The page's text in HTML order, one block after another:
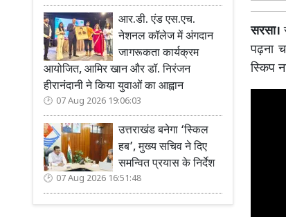
आर.डी. एंड एस.एच.
नेशनल कॉलेज में अंगदान
जागरूकता कार्यक्रम
आयोजित, आमिर खान और डॉ. निरंजन
हीरानंदानी ने किया युवाओं का आह्वान
07 Aug 2026 19:06:03
उत्तराखंड बनेगा ‘स्किल
हब’, मुख्य सचिव ने दिए
समन्वित प्रयास के निर्देश
07 Aug 2026 16:51:48
सरसा।
पढ़ना
स्किप